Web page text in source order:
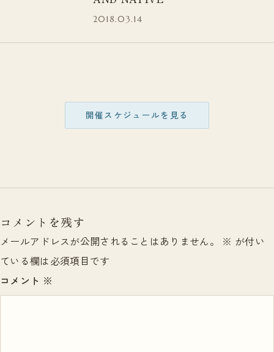
2018.03.14
開催スケジュールを見る
コメントを残す
メールアドレスが公開されることはありません。 ※ が付い
ている欄は必須項目です
コメント ※